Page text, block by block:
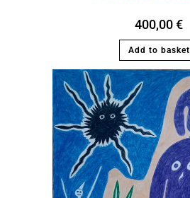
400,00€
Add to basket